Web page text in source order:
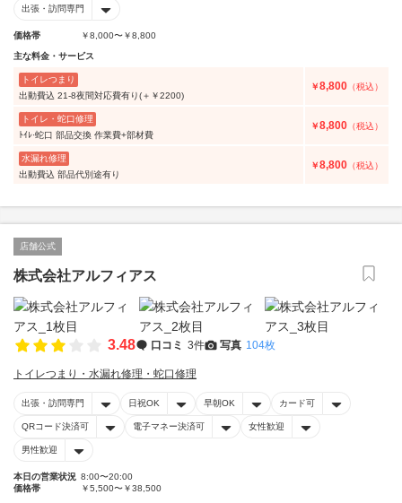
出張・訪問専門
価格帯 ￥8,000〜￥8,800
主な料金・サービス
トイレつまり
出動費込 21-8夜間対応費有り(＋￥2200)
￥8,800 （税込）
トイレ・蛇口修理
ﾄｲﾚ·蛇口 部品交換 作業費+部材費
￥8,800 （税込）
水漏れ修理
出動費込 部品代別途有り
￥8,800 （税込）
店舗公式
株式会社アルフィアス
3.48 口コミ 3件 写真 104枚
トイレつまり・水漏れ修理・蛇口修理
出張・訪問専門 日祝OK 早朝OK カード可
QRコード決済可 電子マネー決済可 女性歓迎
男性歓迎
本日の営業状況 8:00〜20:00
価格帯
￥5,500〜￥38,500